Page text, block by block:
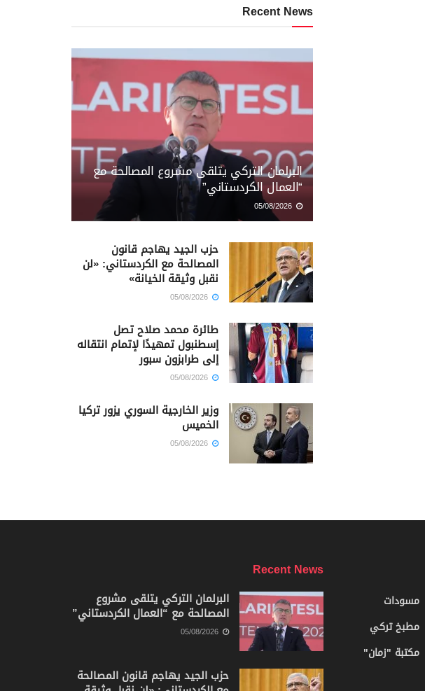
Recent News
البرلمان التركي يتلقى مشروع المصالحة مع
“العمال الكردستاني”
حزب الجيد يهاجم قانون
المصالحة مع الكردستاني: «لن
نقبل وثيقة الخيانة»
طائرة محمد صلاح تصل
إسطنبول تمهيدًا لإتمام انتقاله
إلى طرابزون سبور
وزير الخارجية السوري يزور تركيا
الخميس
مسودات
مطبخ تركي
مكتبة "زمان"
Recent News
البرلمان التركي يتلقى مشروع
المصالحة مع “العمال الكردستاني”
حزب الجيد يهاجم قانون المصالحة